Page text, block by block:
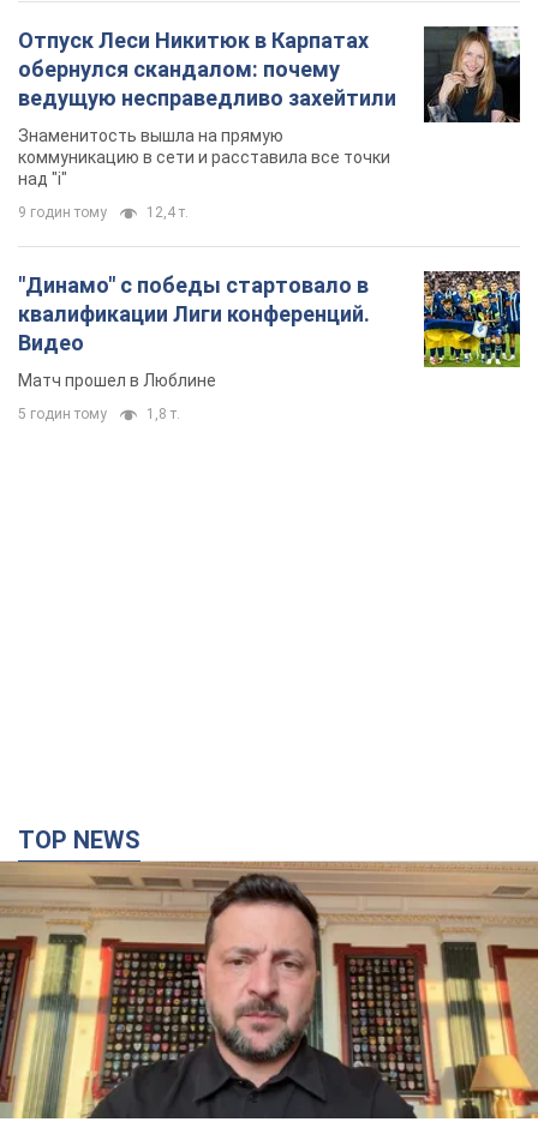
"Динамо" с победы стартовало в
квалификации Лиги конференций.
Видео
Матч прошел в Люблине
5 годин тому
"Защита нашей жизни": Зеленский об
антибаллистической системе FREYJA,
санкциях против России и поддержке аграриев.
Видео
Европейские партнеры присоединяются к совместному
проекту
6 годин тому 59,8 т.